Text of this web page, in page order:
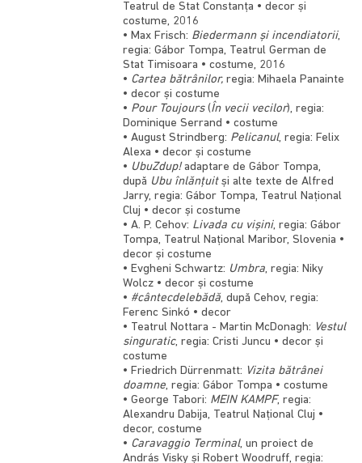
Teatrul de Stat Constanța • decor și
costume, 2016
• Max Frisch: Biedermann și incendiatorii,
regia: Gábor Tompa, Teatrul German de
Stat Timisoara • costume, 2016
• Cartea bătrânilor,regia: Mihaela Panainte
• decor și costume
• Pour Toujours(În vecii vecilor), regia:
Dominique Serrand • costume
• August Strindberg: Pelicanul, regia: Felix
Alexa • decor și costume
• UbuZdup!adaptare de Gábor Tompa,
după Ubu înlănțuitși alte texte de Alfred
Jarry, regia: Gábor Tompa, Teatrul Național
Cluj • decor și costume
• A. P. Cehov: Livada cu vișini, regia: Gábor
Tompa, Teatrul Național Maribor, Slovenia •
decor și costume
• Evgheni Schwartz: Umbra, regia: Niky
Wolcz • decor și costume
• #cântecdelebădă, după Cehov, regia:
Ferenc Sinkó • decor
• Teatrul Nottara - Martin McDonagh: Vestul
singuratic, regia: Cristi Juncu • decor și
costume
• Friedrich Dürrenmatt: Vizita bătrânei
doamne, regia: Gábor Tompa • costume
• George Tabori: MEIN KAMPF, regia:
Alexandru Dabija, Teatrul Național Cluj •
decor, costume
• Caravaggio Terminal, un proiect de
András Visky și Robert Woodruff, regia: